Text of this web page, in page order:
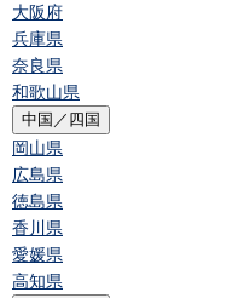
大阪府
兵庫県
奈良県
和歌山県
中国／四国
岡山県
広島県
徳島県
香川県
愛媛県
高知県